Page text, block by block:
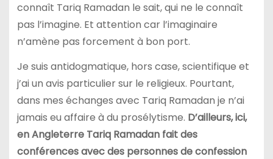
connaît Tariq Ramadan le sait, qui ne le connaît
pas l’imagine. Et attention car l’imaginaire
n’amène pas forcement à bon port.
Je suis antidogmatique, hors case, scientifique et
j’ai un avis particulier sur le religieux. Pourtant,
dans mes échanges avec Tariq Ramadan je n’ai
jamais eu affaire à du prosélytisme. D’ailleurs, ici,
en Angleterre Tariq Ramadan fait des
conférences avec des personnes de confession